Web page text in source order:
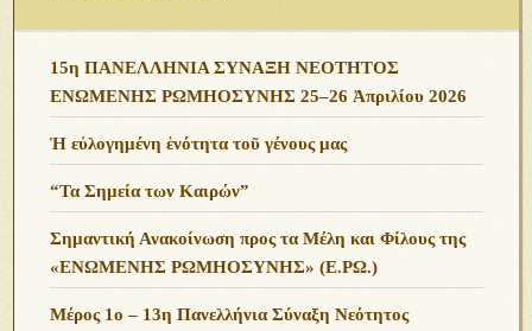
15η ΠΑΝΕΛΛΗΝΙΑ ΣΥΝΑΞΗ ΝΕΟΤΗΤΟΣ
ΕΝΩΜΕΝΗΣ ΡΩΜΗΟΣΥΝΗΣ 25–26 Ἀπριλίου 2026
Ἡ εὐλογημένη ἑνότητα τοῦ γένους μας
“Τα Σημεία των Καιρών”
Σημαντική Ανακοίνωση προς τα Μέλη και Φίλους της
«ΕΝΩΜΕΝΗΣ ΡΩΜΗΟΣΥΝΗΣ» (Ε.ΡΩ.)
Μέρος 1ο – 13η Πανελλήνια Σύναξη Νεότητος